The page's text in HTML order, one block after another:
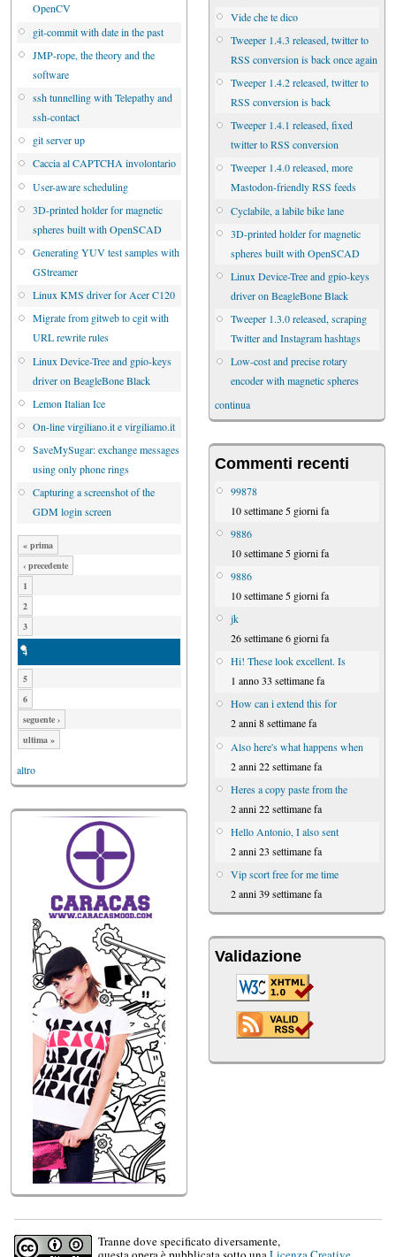
OpenCV
git-commit with date in the past
JMP-rope, the theory and the
software
ssh tunnelling with Telepathy and
ssh-contact
git server up
Caccia al CAPTCHA involontario
User-aware scheduling
3D-printed holder for magnetic
spheres built with OpenSCAD
Generating YUV test samples with
GStreamer
Linux KMS driver for Acer C120
Migrate from gitweb to cgit with
URL rewrite rules
Linux Device-Tree and gpio-keys
driver on BeagleBone Black
Lemon Italian Ice
On-line virgiliano.it e virgiliamo.it
SaveMySugar: exchange messages
using only phone rings
Capturing a screenshot of the
GDM login screen
« prima
‹ precedente
1
2
3
4
5
6
seguente ›
ultima »
altro
Vide che te dico
Tweeper 1.4.3 released, twitter to
RSS conversion is back once again
Tweeper 1.4.2 released, twitter to
RSS conversion is back
Tweeper 1.4.1 released, fixed
twitter to RSS conversion
Tweeper 1.4.0 released, more
Mastodon-friendly RSS feeds
Cyclabile, a labile bike lane
3D-printed holder for magnetic
spheres built with OpenSCAD
Linux Device-Tree and gpio-keys
driver on BeagleBone Black
Tweeper 1.3.0 released, scraping
Twitter and Instagram hashtags
Low-cost and precise rotary
encoder with magnetic spheres
continua
Commenti recenti
99878
10 settimane 5 giorni fa
9886
10 settimane 5 giorni fa
9886
10 settimane 5 giorni fa
jk
26 settimane 6 giorni fa
Hi! These look excellent. Is
1 anno 33 settimane fa
How can i extend this for
2 anni 8 settimane fa
Also here's what happens when
2 anni 22 settimane fa
Heres a copy paste from the
2 anni 22 settimane fa
Hello Antonio, I also sent
2 anni 23 settimane fa
Vip scort free for me time
2 anni 39 settimane fa
Validazione
Tranne dove specificato diversamente,